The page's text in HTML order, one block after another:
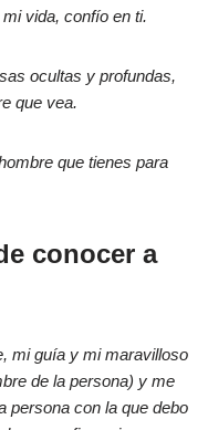
vida, confío en ti.
ocultas y profundas,
que vea.
que tienes para
conocer a
mi guía y mi maravilloso
de la persona) y me
persona con la que debo